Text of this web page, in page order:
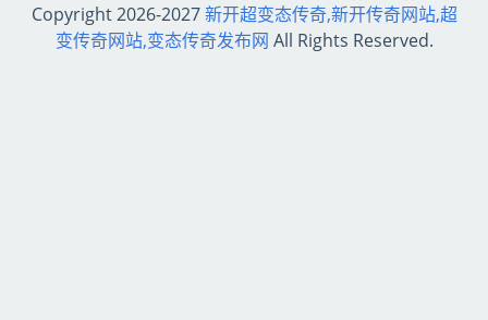
Copyright 2026-2027新开超变态传奇,新开传奇网站,超
变传奇网站,变态传奇发布网 All Rights Reserved.